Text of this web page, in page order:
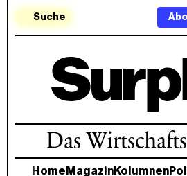
Suche
Das
Home MagazinKolumnen